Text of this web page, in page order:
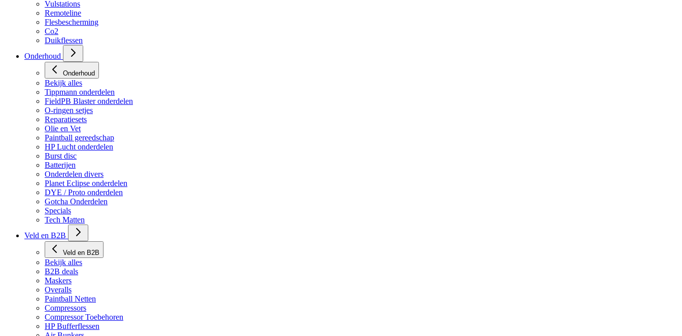
HP burst disc
Vulstations
Remoteline
Flesbescherming
Co2
Duikflessen
Onderhoud
Onderhoud
Bekijk alles
Tippmann onderdelen
FieldPB Blaster onderdelen
O-ringen setjes
Reparatiesets
Olie en Vet
Paintball gereedschap
HP Lucht onderdelen
Burst disc
Batterijen
Onderdelen divers
Planet Eclipse onderdelen
DYE / Proto onderdelen
Gotcha Onderdelen
Specials
Tech Matten
Veld en B2B
Veld en B2B
Bekijk alles
B2B deals
Maskers
Overalls
Paintball Netten
Compressors
Compressor Toebehoren